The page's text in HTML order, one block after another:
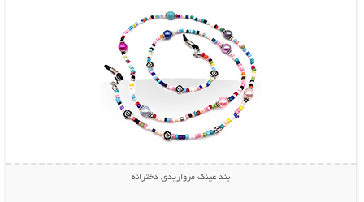
بند عینک مرواریدی دخترانه